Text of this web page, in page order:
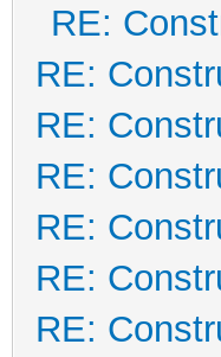
RE:
RE:
RE:
RE:
RE:
RE:
RE: